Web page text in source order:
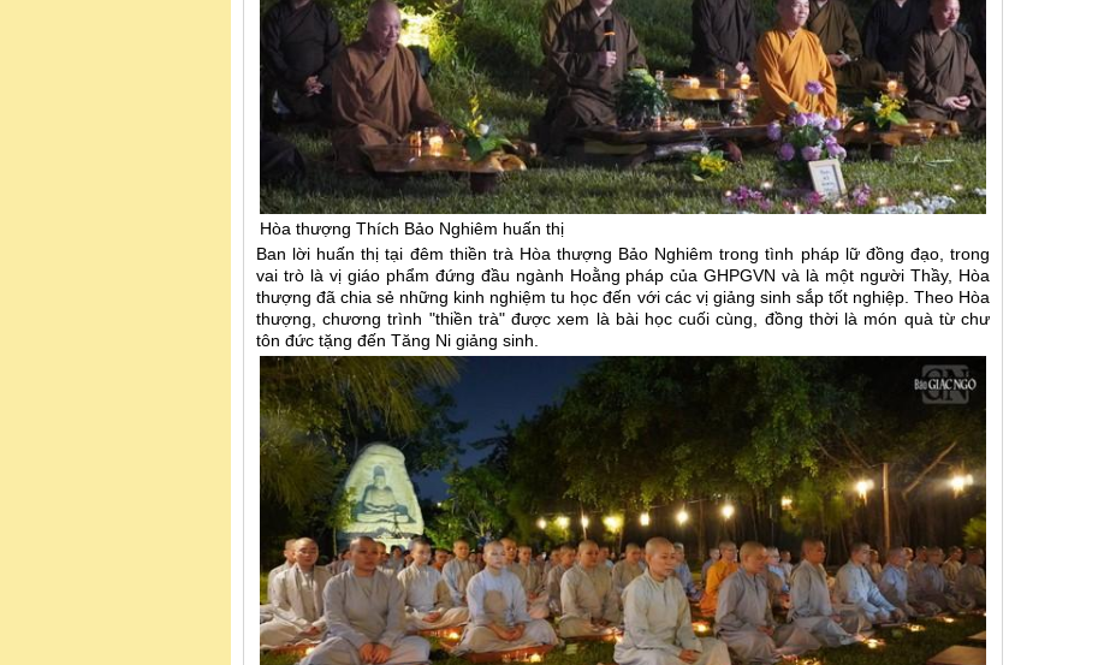
Hòa thượng Thích Bảo Nghiêm huấn thị
Ban lời huấn thị tại đêm thiền trà Hòa thượng Bảo Nghiêm trong tình pháp lữ đồng đạo, trong
vai trò là vị giáo phẩm đứng đầu ngành Hoằng pháp của GHPGVN và là một người Thầy, Hòa
thượng đã chia sẻ những kinh nghiệm tu học đến với các vị giảng sinh sắp tốt nghiệp. Theo Hòa
thượng, chương trình "thiền trà" được xem là bài học cuối cùng, đồng thời là món quà từ chư
tôn đức tặng đến Tăng Ni giảng sinh.